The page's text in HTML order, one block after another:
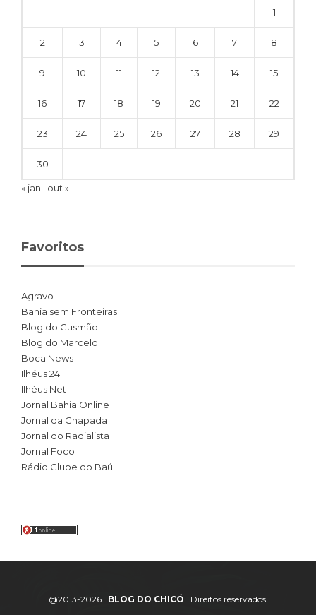
1
2 3 4 5 6 7 8
9 10 11 12 13 14 15
16 17 18 19 20 21 22
23 24 25 26 27 28 29
30
« jan out »
Favoritos
Agravo
Bahia sem Fronteiras
Blog do Gusmão
Blog do Marcelo
Boca News
Ilhéus 24H
Ilhéus Net
Jornal Bahia Online
Jornal da Chapada
Jornal do Radialista
Jornal Foco
Rádio Clube do Baú
@2013-2026 . BLOG DO CHICÓ . Direitos reservados.